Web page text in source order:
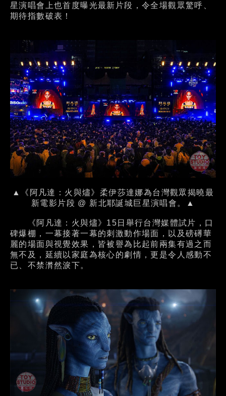
星演唱會上也首度曝光最新片段，令全場觀眾驚呼、
期待指數破表！
▲《阿凡達：火與燼》柔伊莎達娜為台灣觀眾揭曉最
新電影片段 @ 新北耶誕城巨星演唱會。▲
《阿凡達：火與燼》15日舉行台灣媒體試片，口
碑爆棚，一幕接著一幕的刺激動作場面，以及磅礡華
麗的場面與視覺效果，皆被譽為比起前兩集有過之而
無不及，延續以家庭為核心的劇情，更是令人感動不
已、不禁潸然淚下。